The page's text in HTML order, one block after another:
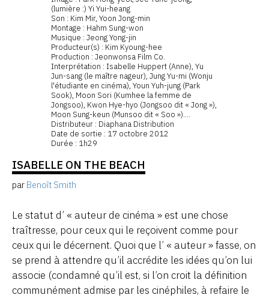
(lumière :) Yi Yui-heang
Son : Kim Mir, Yoon Jong-min
Montage : Hahm Sung-won
Musique : Jeong Yong-jin
Producteur(s) : Kim Kyoung-hee
Production : Jeonwonsa Film Co.
Interprétation : Isabelle Huppert (Anne), Yu
Jun-sang (le maître nageur), Jung Yu-mi (Wonju
l'étudiante en cinéma), Youn Yuh-jung (Park
Sook), Moon Sori (Kumhee la femme de
Jongsoo), Kwon Hye-hyo (Jongsoo dit « Jong »),
Moon Sung-keun (Munsoo dit « Soo »)....
Distributeur : Diaphana Distribution
Date de sortie : 17 octobre 2012
Durée : 1h29
ISABELLE ON THE BEACH
par Benoît Smith
Le statut d’ « auteur de cinéma » est une chose
traîtresse, pour ceux qui le reçoivent comme pour
ceux qui le décernent. Quoi que l’ « auteur » fasse, on
se prend à attendre qu’il accrédite les idées qu’on lui
associe (condamné qu’il est, si l’on croit la définition
communément admise par les cinéphiles, à refaire le